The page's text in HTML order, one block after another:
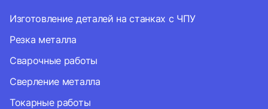
Изготовление деталей на станках с ЧПУ
Резка металла
Сварочные работы
Сверление металла
Токарные работы